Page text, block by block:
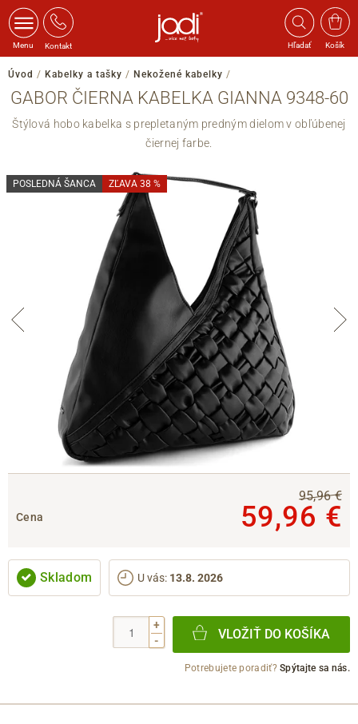
Menu Kontakt Hľadať Košík
Úvod / Kabelky a tašky / Nekožené kabelky /
GABOR ČIERNA KABELKA GIANNA 9348-60
Štýlová hobo kabelka s prepletaným predným dielom v obľúbenej
čiernej farbe.
POSLEDNÁ ŠANCA ZĽAVA 38 %
Cena
95,96 €
59,96 €
Skladom U vás: 13.8. 2026
+
-
VLOŽIŤ DO KOŠÍKA
Potrebujete poradiť?Spýtajte sa nás.